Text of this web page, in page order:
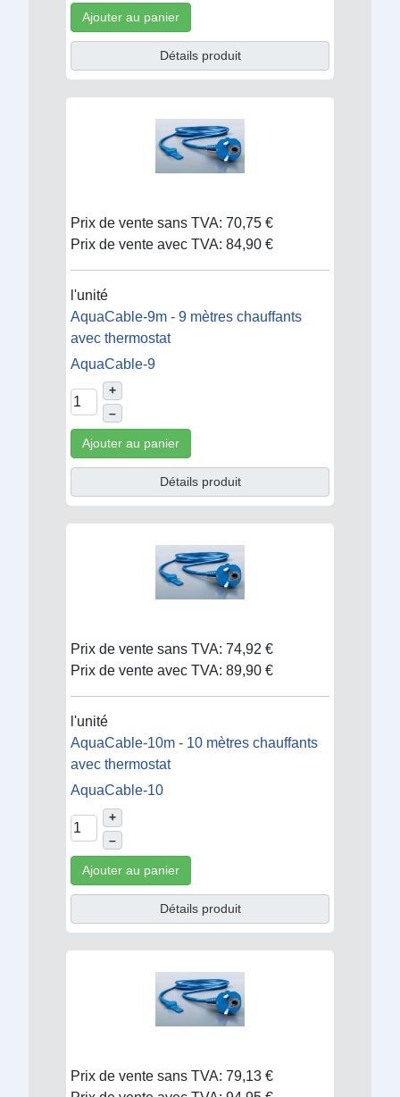
Ajouter au panier
Détails produit
Prix de vente sans TVA: 70,75 €
Prix de vente avec TVA: 84,90 €
l'unité
AquaCable-9m - 9 mètres chauffants
avec thermostat
AquaCable-9
+
–
Ajouter au panier
Détails produit
Prix de vente sans TVA: 74,92 €
Prix de vente avec TVA: 89,90 €
l'unité
AquaCable-10m - 10 mètres chauffants
avec thermostat
AquaCable-10
+
–
Ajouter au panier
Détails produit
Prix de vente sans TVA: 79,13 €